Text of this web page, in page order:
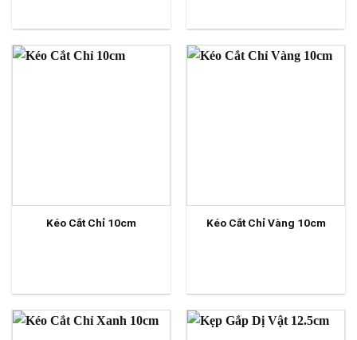
Kéo Cắt Chỉ 10cm Kéo Cắt Chỉ Vàng 10cm